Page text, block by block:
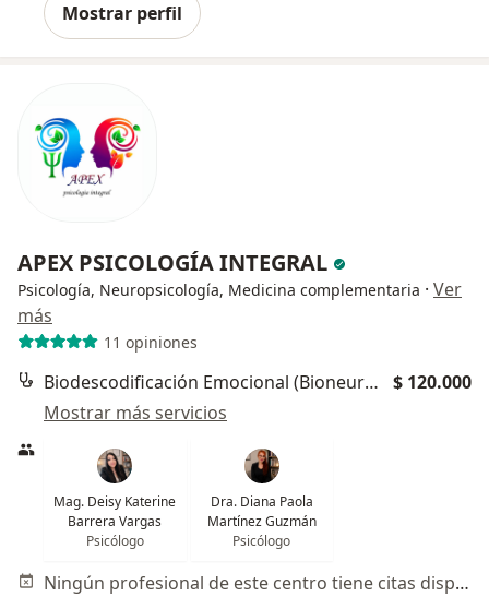
Mostrar perfil
APEX PSICOLOGÍA INTEGRAL
Psicología, Neuropsicología, Medicina complementaria · Ver
más
11 opiniones
Biodescodificación Emocional (Bioneuroemoción)
$ 120.000
Mostrar más servicios
Mag. Deisy Katerine
Barrera Vargas
Psicólogo
Dra. Diana Paola
Martínez Guzmán
Psicólogo
Ningún profesional de este centro tiene citas disponibles